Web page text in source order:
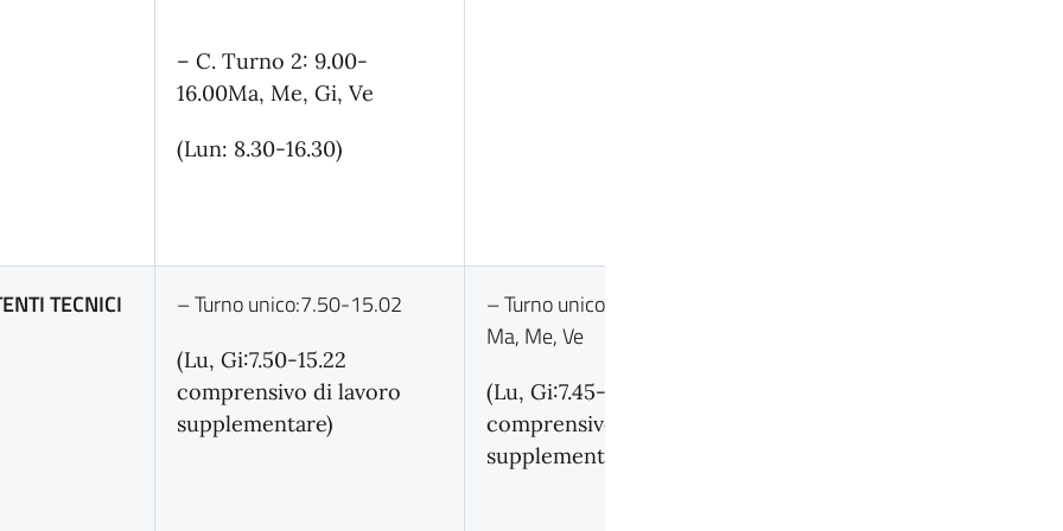
– C. Turno 2: 9.00-
16.00Ma, Me, Gi, Ve
(Lun: 8.30-16.30)
TECNICI – Turno unico:7.50-15.02
(Lu, Gi:7.50-15.22
comprensivo di lavoro
supplementare)
– Turno unico:7.45- 14.45
Ma, Me, Ve
(Lu, Gi:7.45-15.35
comprensivo di lavoro
supplementare)